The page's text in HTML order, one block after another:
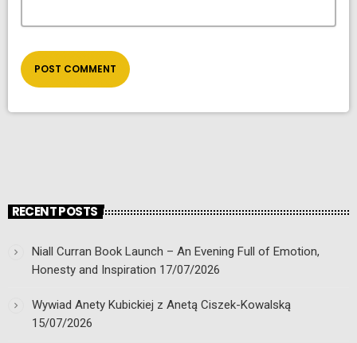
RECENT POSTS
Niall Curran Book Launch – An Evening Full of Emotion,
Honesty and Inspiration 17/07/2026
Wywiad Anety Kubickiej z Anetą Ciszek-Kowalską
15/07/2026